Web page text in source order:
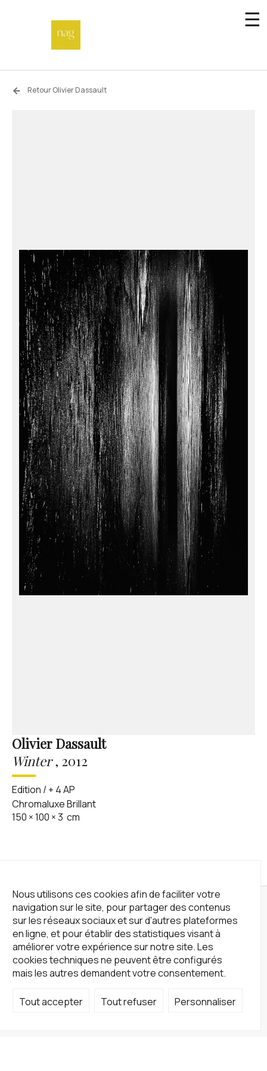
Nous utilisons ces cookies afin de faciliter votre
navigation sur le site, pour partager des contenus
sur les réseaux sociaux et sur d'autres plateformes
en ligne, et pour établir des statistiques visant à
améliorer votre expérience sur notre site. Les
cookies techniques ne peuvent être configurés
mais les autres demandent votre consentement.
Tout accepter Tout refuser Personnaliser
☰
Accueil
Artistes
Retour Olivier Dassault
Olivier Dassault
Winter, 2012
Edition / + 4 AP
Chromaluxe Brillant
150 ×100 ×3 cm